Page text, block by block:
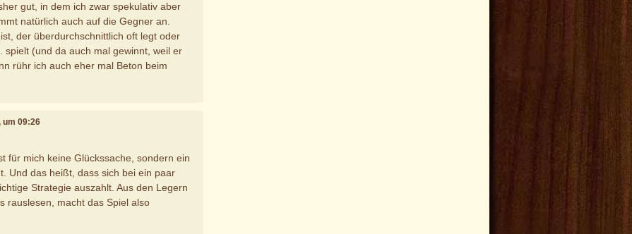
gut, in dem ich zwar spekulativ aber
natürlich auch auf die Gegner an.
der überdurchschnittlich oft legt oder
spielt (und da auch mal gewinnt, weil er
rühr ich auch eher mal Beton beim
um 09:26
für mich keine Glückssache, sondern ein
Und das heißt, dass sich bei ein paar
Strategie auszahlt. Aus den Legern
rauslesen, macht das Spiel also